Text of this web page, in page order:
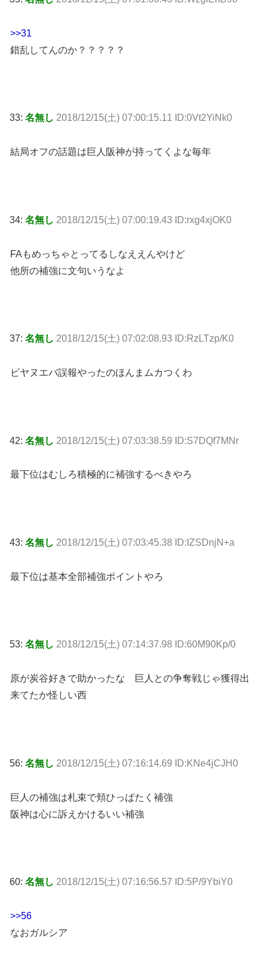
>>31
錯乱してんのか？？？？？
33: 名無し 2018/12/15(土) 07:00:15.11 ID:0Vt2YiNk0
結局オフの話題は巨人阪神が持ってくよな毎年
34: 名無し 2018/12/15(土) 07:00:19.43 ID:rxg4xjOK0
FAもめっちゃとってるしなええんやけど
他所の補強に文句いうなよ
37: 名無し 2018/12/15(土) 07:02:08.93 ID:RzLTzp/K0
ビヤヌエバ誤報やったのほんまムカつくわ
42: 名無し 2018/12/15(土) 07:03:38.59 ID:S7DQf7MNr
最下位はむしろ積極的に補強するべきやろ
43: 名無し 2018/12/15(土) 07:03:45.38 ID:IZSDnjN+a
最下位は基本全部補強ポイントやろ
53: 名無し 2018/12/15(土) 07:14:37.98 ID:60M90Kp/0
原が炭谷好きで助かったな 巨人との争奪戦じゃ獲得出
来てたか怪しい西
56: 名無し 2018/12/15(土) 07:16:14.69 ID:KNe4jCJH0
巨人の補強は札束で頬ひっぱたく補強
阪神は心に訴えかけるいい補強
60: 名無し 2018/12/15(土) 07:16:56.57 ID:5P/9YbiY0
>>56
なおガルシア